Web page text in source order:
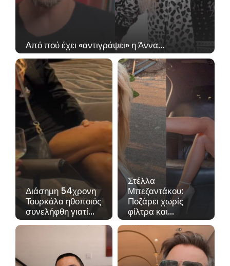
Από πού έχει «αντιγράψει» η Άννα…
Διάσημη 54χρονη
Τουρκάλα ηθοποιός
συνελήφθη γιατί…
Στέλλα
Μπεζαντάκου:
Ποζάρει χωρίς
φίλτρα και…